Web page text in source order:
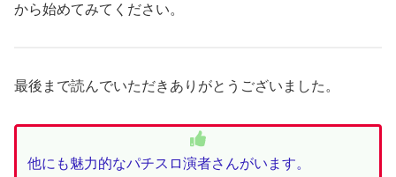
から始めてみてください。
最後まで読んでいただきありがとうございました。
他にも魅力的なパチスロ演者さんがいます。